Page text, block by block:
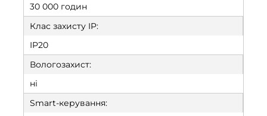
30 000 годин
Клас захисту IP:
IP20
Вологозахист:
ні
Smart-керування: